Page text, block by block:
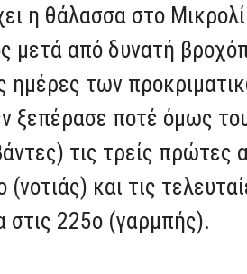
η θάλασσα στο
μετά από δυνατή
ημέρες των
ξεπέρασε ποτέ όμως
τις τρείς πρώτες
(νοτιάς) και τις
στις 225ο (γαρμπής).